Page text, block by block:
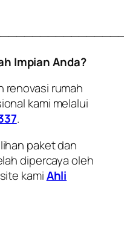
Impian Anda?
renovasi rumah
kami melalui
.
paket dan
dipercaya oleh
kamiAhli